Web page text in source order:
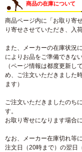
商品の在庫について
商品ページ内に「お取り寄
り寄せさせていただき、入
また、メーカーの在庫状況
によりお品をご準備できな
（ページ情報は都度更新し
め、ご注文いただきました
ます）
ご注文いただきましたのち
す。
お取り寄せになります場合
なお、メーカー在庫切れ等
注文日（20時まで）の翌日